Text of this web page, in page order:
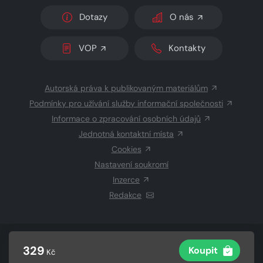
329 Kč Koupit
Dotazy O nás
VOP Kontakty
Autorská práva k publikovaným materiálům
Podmínky pro užívání služby informační společnosti
Informace o zpracování osobních údajů
Jednotná kontaktní místa
Cookies
Nastavení soukromí
Inzerce
Redakce
CZECH NEWS CENTER a.s.a dodavatelé